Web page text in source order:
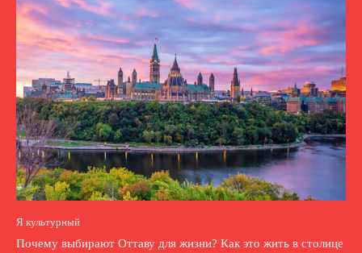
Я культурный
Почему выбирают Оттаву для жизни? Как это жить в столице